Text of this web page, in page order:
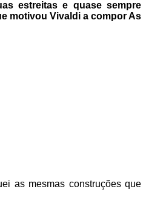
estreitas e quase sempre
motivou Vivaldi a compor As
as mesmas construções que